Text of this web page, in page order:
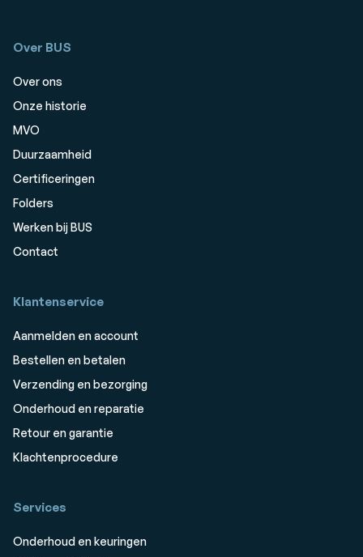
Over BUS
Over ons
Onze historie
MVO
Duurzaamheid
Certificeringen
Folders
Werken bij BUS
Contact
Klantenservice
Aanmelden en account
Bestellen en betalen
Verzending en bezorging
Onderhoud en reparatie
Retour en garantie
Klachtenprocedure
Services
Onderhoud en keuringen